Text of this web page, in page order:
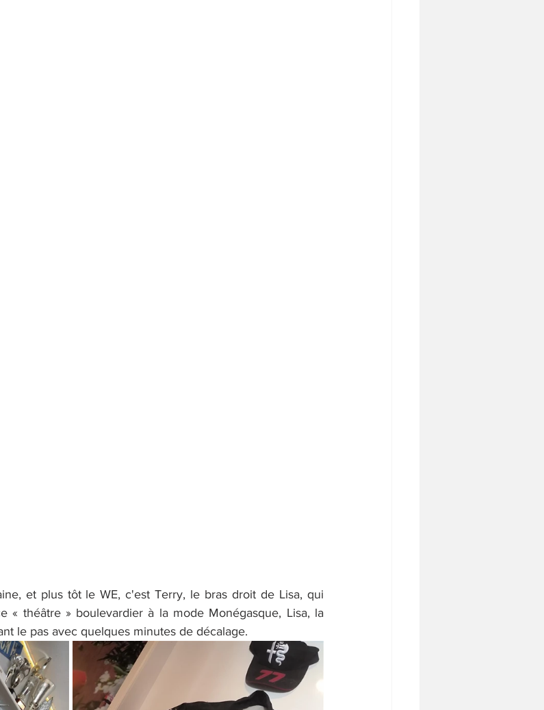
et plus tôt le WE, c'est Terry, le bras droit de Lisa, qui
théâtre » boulevardier à la mode Monégasque, Lisa, la
le pas avec quelques minutes de décalage.